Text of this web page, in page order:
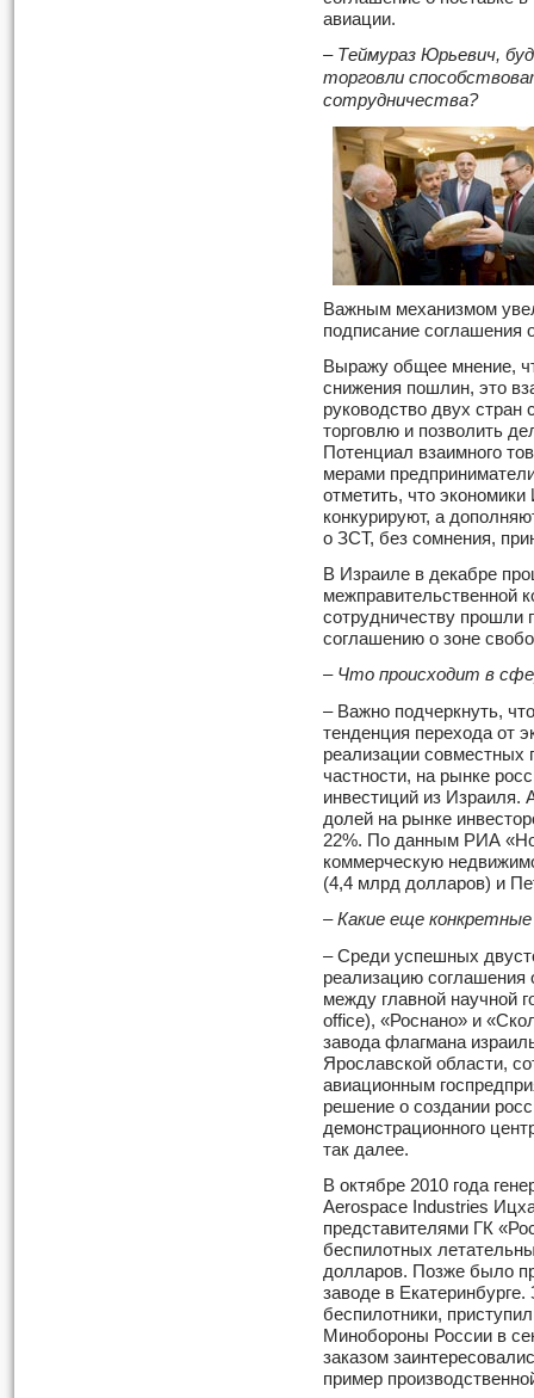
авиации.
– Теймураз Юрьевич,
торговли
сотрудничества?
Важным механизмом
подписание соглашения
Выражу общее мнение,
снижения пошлин, это
руководство двух стран
торговлю и позволить
Потенциал взаимного
мерами
отметить, что
конкурируют, а
о ЗСТ, без сомнения,
В Израиле в декабре
межправительственной
сотрудничеству прошли
соглашению о зоне
– Что происходит в
– Важно подчеркнуть,
тенденция перехода от
реализации совместных
частности, на рынке
инвестиций из Израиля.
долей на рынке
22%. По данным РИА
коммерческую
(4,4 млрд долларов) и
– Какие еще
– Среди успешных
реализацию
между главной научной
office), «Роснано» и
завода флагмана
Ярославской области,
авиационным
решение о создании
демонстрационного
так далее.
В октябре 2010 года
Aerospace Industries
представителями ГК
беспилотных
долларов. Позже было
заводе в
беспилотники,
Минобороны России в
заказом
пример